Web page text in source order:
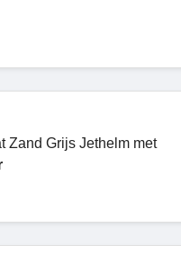
Zand Grijs Jethelm met